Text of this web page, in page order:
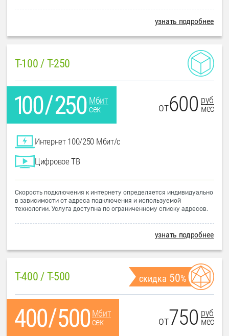
узнать подробнее
T-100 / T-250
Мбит
сек
от600 руб
мес
Интернет 100/250 Мбит/с
Цифровое ТВ
Скорость подключения к интернету определяется индивидуально
в зависимости от адреса подключения и используемой
технологии. Услуга доступна по ограниченному списку адресов.
узнать подробнее
T-400 / T-500 скидка 50%
Мбит
сек
от750 руб
мес